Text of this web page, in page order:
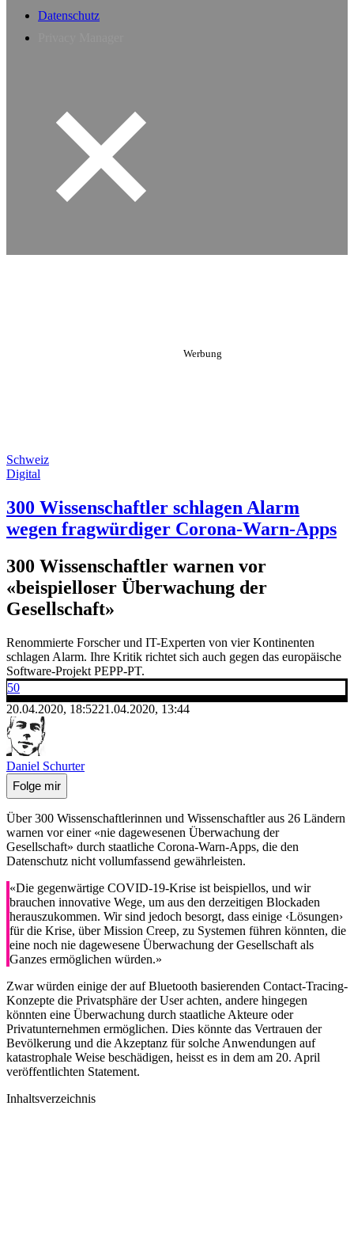
Datenschutz
Schweiz
Digital
300 Wissenschaftler schlagen Alarm
wegen fragwürdiger Corona-Warn-Apps
300 Wissenschaftler warnen vor
«beispielloser Überwachung der
Gesellschaft»
Renommierte Forscher und IT-Experten von vier Kontinenten
schlagen Alarm. Ihre Kritik richtet sich auch gegen das europäische
Software-Projekt PEPP-PT.
50
20.04.2020, 18:5221.04.2020, 13:44
Daniel Schurter
Folge mir
Über 300 Wissenschaftlerinnen und Wissenschaftler aus 26 Ländern
warnen vor einer «nie dagewesenen Überwachung der
Gesellschaft» durch staatliche Corona-Warn-Apps, die den
Datenschutz nicht vollumfassend gewährleisten.
«Die gegenwärtige COVID-19-Krise ist beispiellos, und wir
brauchen innovative Wege, um aus den derzeitigen Blockaden
herauszukommen. Wir sind jedoch besorgt, dass einige ‹Lösungen›
für die Krise, über Mission Creep, zu Systemen führen könnten, die
eine noch nie dagewesene Überwachung der Gesellschaft als
Ganzes ermöglichen würden.»
Zwar würden einige der auf Bluetooth basierenden Contact-Tracing-
Konzepte die Privatsphäre der User achten, andere hingegen
könnten eine Überwachung durch staatliche Akteure oder
Privatunternehmen ermöglichen. Dies könnte das Vertrauen der
Bevölkerung und die Akzeptanz für solche Anwendungen auf
katastrophale Weise beschädigen, heisst es in dem am 20. April
veröffentlichten Statement.
Inhaltsverzeichnis